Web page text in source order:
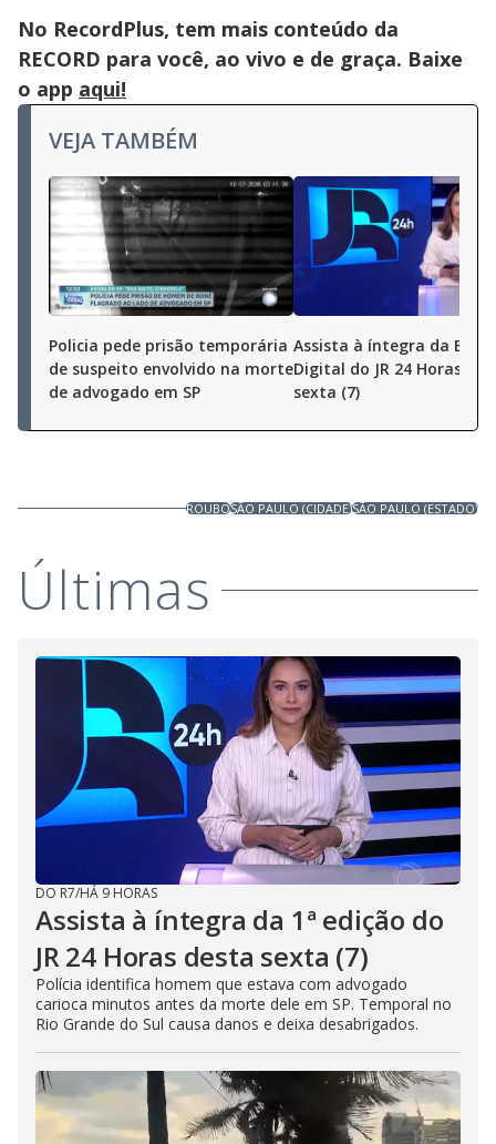
No RecordPlus, tem mais conteúdo da
RECORD para você, ao vivo e de graça. Baixe
o app aqui!
VEJA TAMBÉM
Policia pede prisão temporária
de suspeito envolvido na morte
de advogado em SP
Assista à íntegra da
Digital do JR 24 Horas
sexta (7)
ROUBOSÃO PAULO (CIDADE)SÃO PAULO (ESTADO)
Últimas
DO R7/HÁ 9 HORAS
Assista à íntegra da 1ª edição do
JR 24 Horas desta sexta (7)
Polícia identifica homem que estava com advogado
carioca minutos antes da morte dele em SP. Temporal no
Rio Grande do Sul causa danos e deixa desabrigados.